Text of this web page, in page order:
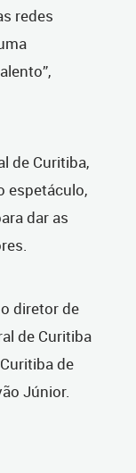
redes
de Curitiba,
espetáculo,
dar as
diretor de
de Curitiba
de
Júnior.